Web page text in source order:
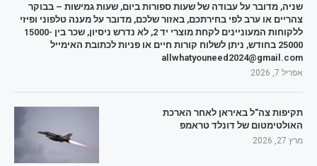
שניה, מדובר על עבודה של שעות ספורות ביום, שעות גמישות – בבוקר
צהריים או ערב לפי בחירתכם, באזור שלכם, מדובר על מענה טלפוני ופיזי
ללקוחות המעוניינים לקחת מוצרי יד 2, לא נדרש ניסיון, שכר בין 15000-
25000 בחודש, ניתן לשלוח קורות חיים או פניות לכתובת האימייל
allwhatyouneed2024@gmail.com
אפריל 7, 2026
תקיפות צה"ל באיראן לאחר הארכת
האולטימטום של דונלד טראמפ
מרץ 27, 2026